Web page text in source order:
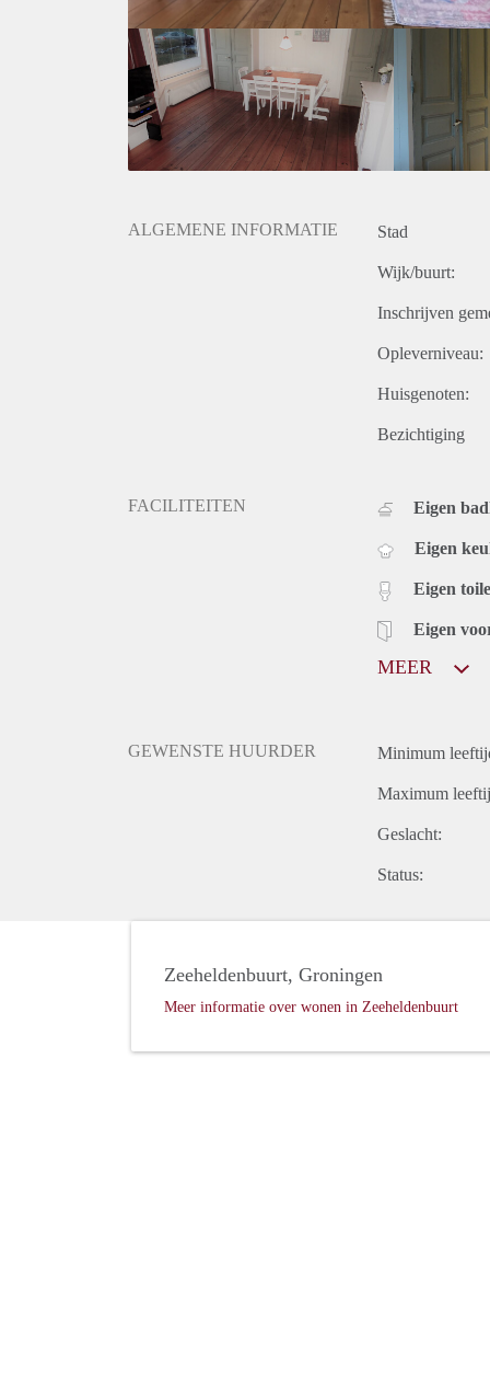
- voortuin, achtertuin en dakterras (altijd een plekje
- niet beschikbaar voor studenten
- Volledig centrale verwarming, deels
- 12 zonnepanelen aanwezig.
De woning is per direct beschikbaar voor minimaal
ALGEMENE INFORMATIE Stad
Wijk/buurt:
Inschrijven
Opleverniveau:
Huisgenoten:
Bezichtiging
FACILITEITEN Eigen
Eigen
Eigen
Eigen
MEER
GEWENSTE HUURDER Minimum
Maximum
Geslacht:
Status:
Zeeheldenbuurt, Groningen
Meer informatie over wonen in Zeeheldenbuurt